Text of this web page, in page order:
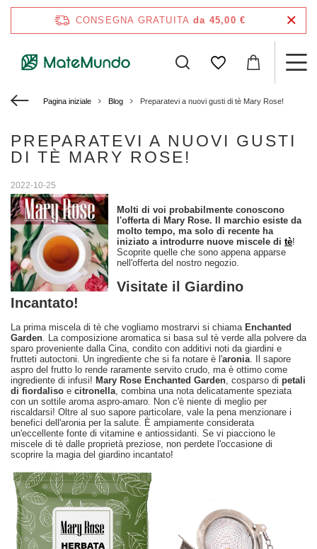
CONSEGNA GRATUITA da 45,00 €
Pagina iniziale Blog Preparatevi a nuovi gusti di tè Mary Rose!
PREPARATEVI A NUOVI GUSTI
DI TÈ MARY ROSE!
2022-10-25
Molti di voi probabilmente conoscono
l'offerta di Mary Rose. Il marchio esiste da
molto tempo, ma solo di recente ha
iniziato a introdurre nuove miscele di tè!
Scoprite quelle che sono appena apparse
nell'offerta del nostro negozio.
Visitate il Giardino
Incantato!
La prima miscela di tè che vogliamo mostrarvi si chiama Enchanted
Garden. La composizione aromatica si basa sul tè verde alla polvere da
sparo proveniente dalla Cina, condito con additivi noti da giardini e
frutteti autoctoni. Un ingrediente che si fa notare è l'aronia. Il sapore
aspro del frutto lo rende raramente servito crudo, ma è ottimo come
ingrediente di infusi! Mary Rose Enchanted Garden, cosparso di petali
di fiordaliso e citronella, combina una nota delicatamente speziata
con un sottile aroma aspro-amaro. Non c'è niente di meglio per
riscaldarsi! Oltre al suo sapore particolare, vale la pena menzionare i
benefici dell'aronia per la salute. È ampiamente considerata
un'eccellente fonte di vitamine e antiossidanti. Se vi piacciono le
miscele di tè dalle proprietà preziose, non perdete l'occasione di
scoprire la magia del giardino incantato!